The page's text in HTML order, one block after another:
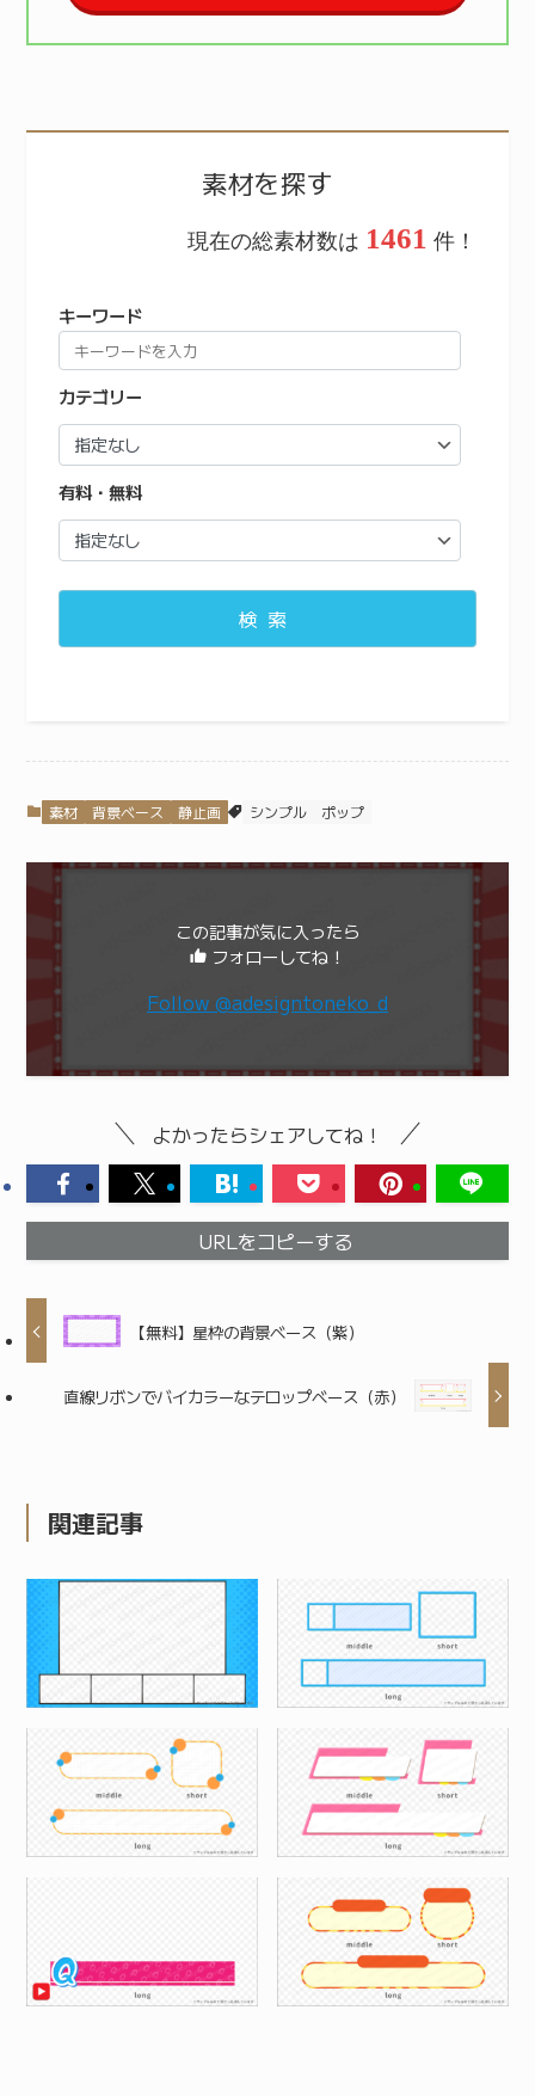
素材を探す
現在の総素材数は 1461 件！
キーワード
カテゴリー
有料・無料
検索
素材 背景ベース 静止画 シンプル ポップ
この記事が気に入ったら
フォローしてね！
Follow @adesigntoneko_d
よかったらシェアしてね！
URLをコピーする
【無料】星枠の背景ベース（紫）
直線リボンでバイカラーなテロップベース（赤）
関連記事